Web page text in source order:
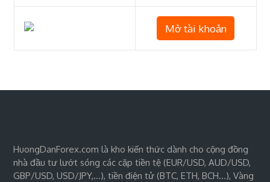
Mở tài khoản
HuongDanForex.com là kho kiến thức dành cho cộng đồng
nhà đầu tư lướt sóng các cặp tiền tệ (EUR/USD, AUD/USD,
GBP/USD, USD/JPY,…), tiền điện tử (BTC, ETH, BCH…), Vàng